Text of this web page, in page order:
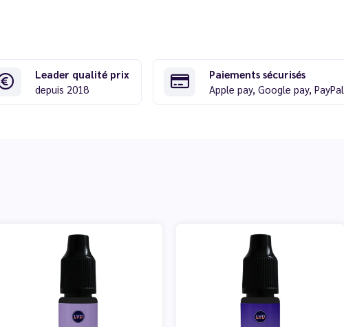
Leader qualité prix
depuis 2018
Paiements sécurisés
Apple pay, Google pay, PayPal